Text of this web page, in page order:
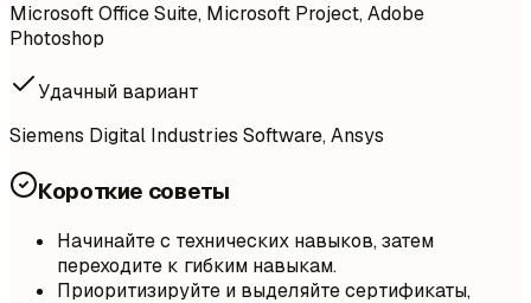
Microsoft Office Suite, Microsoft Project, Adobe
Photoshop
Удачный вариант
Siemens Digital Industries Software, Ansys
Короткие советы
Начинайте с технических навыков, затем
переходите к гибким навыкам.
Приоритизируйте и выделяйте сертификаты,